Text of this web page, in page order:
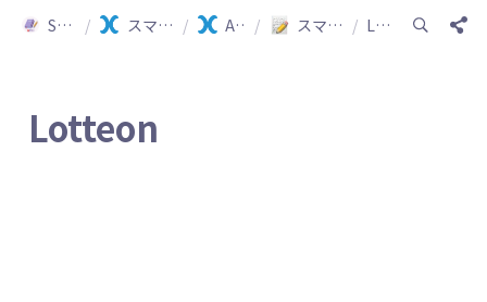
Smartship Guide / スマートシップ ガイド(日本語) / API 連動ガイド / スマートシップ連動可能ショッピングモールの確認 / Lotteon
Lotteon